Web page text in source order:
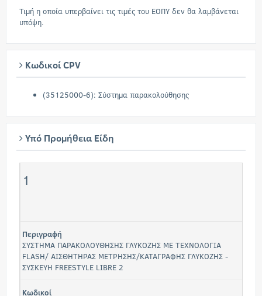
Τιμή η οποία υπερβαίνει τις τιμές του ΕΟΠΥ δεν θα λαμβάνεται
υπόψη.
Κωδικοί CPV
(35125000-6): Σύστημα παρακολούθησης
Υπό Προμήθεια Είδη
1
Περιγραφή
ΣΥΣΤΗΜΑ ΠΑΡΑΚΟΛΟΥΘΗΣΗΣ ΓΛΥΚΟΖΗΣ ΜΕ ΤΕΧΝΟΛΟΓΙΑ
FLASH/ ΑΙΣΘΗΤΗΡΑΣ ΜΕΤΡΗΣΗΣ/ΚΑΤΑΓΡΑΦΗΣ ΓΛΥΚΟΖΗΣ -
ΣΥΣΚΕΥΗ FREESTYLE LIBRE 2
Κωδικοί